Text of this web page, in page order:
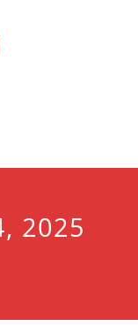
2025